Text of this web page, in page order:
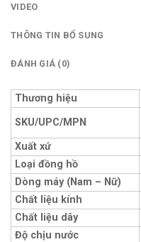
VIDEO
THÔNG TIN BỔ SUNG
ĐÁNH GIÁ (0)
Thương hiệu
SKU/UPC/MPN
Xuất xứ
Loại đồng hồ
Dòng máy (Nam – Nữ)
Chất liệu kính
Chất liệu dây
Độ chịu nước